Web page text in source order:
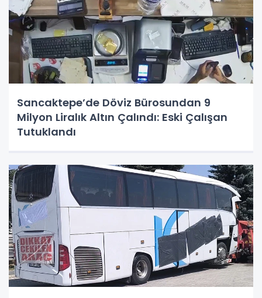
Sancaktepe’de Döviz Bürosundan 9
Milyon Liralık Altın Çalındı: Eski Çalışan
Tutuklandı